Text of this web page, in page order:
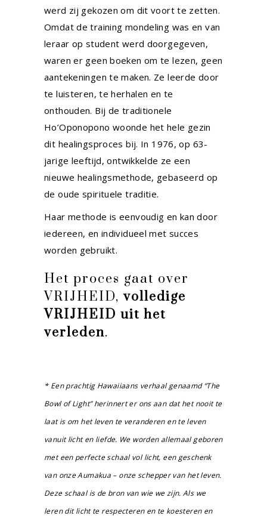
werd zij gekozen om dit voort te zetten.
Omdat de training mondeling was en van
leraar op student werd doorgegeven,
waren er geen boeken om te lezen, geen
aantekeningen te maken. Ze leerde door
te luisteren, te herhalen en te
onthouden. Bij de traditionele
Ho’Oponopono woonde het hele gezin
dit healingsproces bij. In 1976, op 63-
jarige leeftijd, ontwikkelde ze een
nieuwe healingsmethode, gebaseerd op
de oude spirituele traditie.
Haar methode is eenvoudig en kan door
iedereen, en individueel met succes
worden gebruikt.
Het proces gaat over
VRIJHEID,volledige
VRIJHEID uit het
verleden.
* Een prachtig Hawaiiaans verhaal genaamd “The
Bowl of Light” herinnert er ons aan dat het nooit te
laat is om het leven te veranderen en te leven
vanuit licht en liefde. We worden allemaal geboren
met een perfecte schaal vol licht, een geschenk
van onze Aumakua – onze schepper van het leven.
Deze schaal is de bron van wie we zijn. Als we
leren dit licht te respecteren en te koesteren en